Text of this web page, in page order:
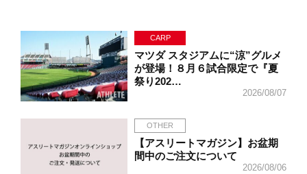
CARP
マツダ スタジアムに“涼”グルメ
が登場！８月６試合限定で『夏
祭り202…
2026/08/07
OTHER
【アスリートマガジン】お盆期
間中のご注文について
2026/08/06